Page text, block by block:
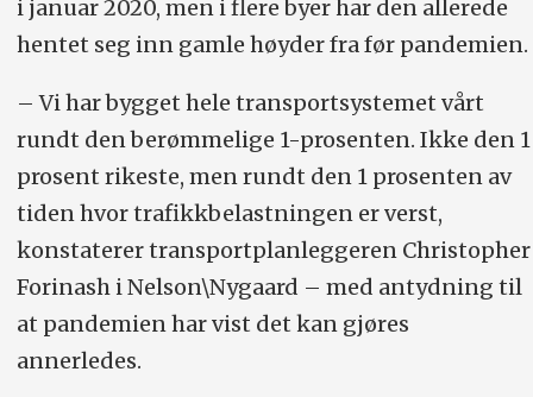
i januar 2020, men i flere byer har den allerede
hentet seg inn gamle høyder fra før pandemien.
– Vi har bygget hele transportsystemet vårt
rundt den berømmelige 1-prosenten. Ikke den 1
prosent rikeste, men rundt den 1 prosenten av
tiden hvor trafikkbelastningen er verst,
konstaterer transportplanleggeren Christopher
Forinash i Nelson\Nygaard – med antydning til
at pandemien har vist det kan gjøres
annerledes.